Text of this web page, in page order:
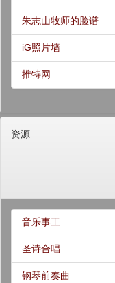
朱志山牧师的脸谱
iG照片墙
推特网
资源
音乐事工
圣诗合唱
钢琴前奏曲